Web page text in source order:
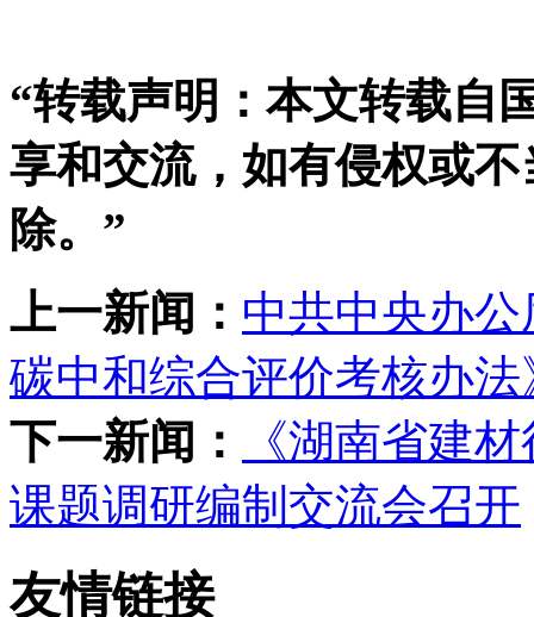
“‌转载声明‌：本文转载自
享和交流，如有侵权或
除。”
上一新闻： 中共中央办
碳中和综合评价考核办法
下一新闻：
《湖南省建
课题调研编制交流会召开
友情链接